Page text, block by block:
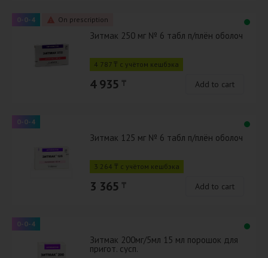
0-0-4 On prescription
Зитмак 250 мг № 6 табл п/плён оболоч
4 787 ₸ с учётом кешбэка
4 935 ₸ Add to cart
0-0-4
Зитмак 125 мг № 6 табл п/плён оболоч
3 264 ₸ с учётом кешбэка
3 365 ₸ Add to cart
0-0-4
Зитмак 200мг/5мл 15 мл порошок для
пригот. сусп.